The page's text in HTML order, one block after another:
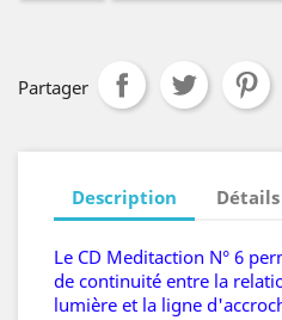
Partager
Description
Le CD Meditaction N° 6
de continuité entre la
lumière et la ligne